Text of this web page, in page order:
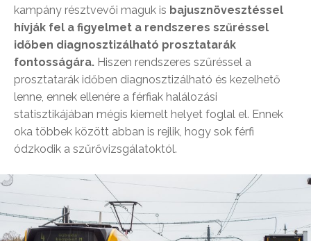
kampány résztvevői maguk is bajusznövesztéssel
hívják fel a figyelmet a rendszeres szűréssel
időben diagnosztizálható prosztatarák
fontosságára. Hiszen rendszeres szűréssel a
prosztatarák időben diagnosztizálható és kezelhető
lenne, ennek ellenére a férfiak halálozási
statisztikájában mégis kiemelt helyet foglal el. Ennek
oka többek között abban is rejlik, hogy sok férfi
ódzkodik a szűrővizsgálatoktól.